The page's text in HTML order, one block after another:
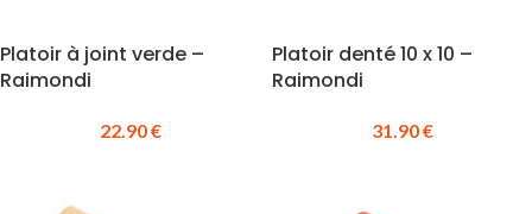
Platoir à joint verde –
Raimondi
22.90€
Platoir denté 10 x 10 –
Raimondi
31.90€